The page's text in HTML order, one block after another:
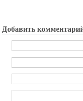
Добавить